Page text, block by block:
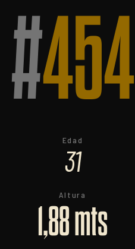
#454
Edad
31
Altura
1,88 mts